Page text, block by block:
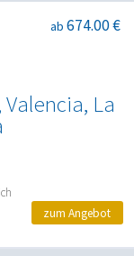
La
ab 674.00 €
zum Angebot